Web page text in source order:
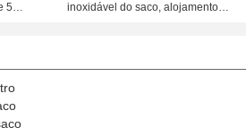
5
inoxidável do saco, alojamentos